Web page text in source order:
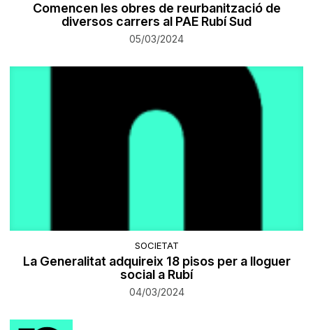
Comencen les obres de reurbanització de
diversos carrers al PAE Rubí Sud
05/03/2024
SOCIETAT
La Generalitat adquireix 18 pisos per a lloguer
social a Rubí
04/03/2024